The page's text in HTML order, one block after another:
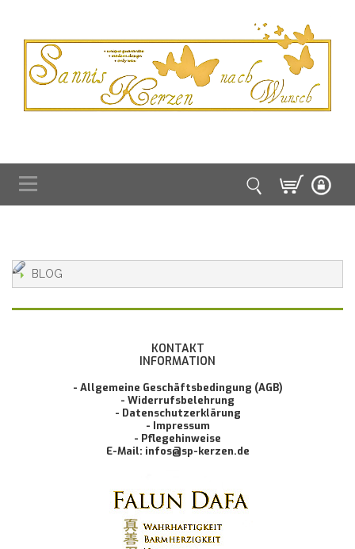
BLOG
KONTAKT
INFORMATION
- Allgemeine Geschäftsbedingung (AGB)
- Widerrufsbelehrung
- Datenschutzerklärung
- Impressum
- Pflegehinweise
E-Mail: infos@sp-kerzen.de